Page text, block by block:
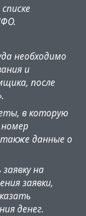
необходимо
и
после
в которую
данные о
на
заявки,
денег.